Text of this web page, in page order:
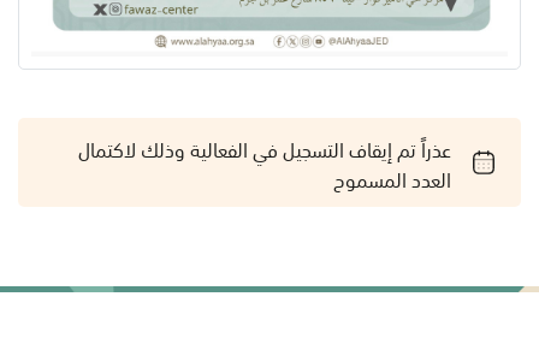
عذراً تم إيقاف التسجيل في الفعالية وذلك لاكتمال
العدد المسموح